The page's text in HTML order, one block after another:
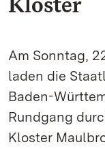
Am Sonntag,
laden die
Baden-
Rundgang
Kloster